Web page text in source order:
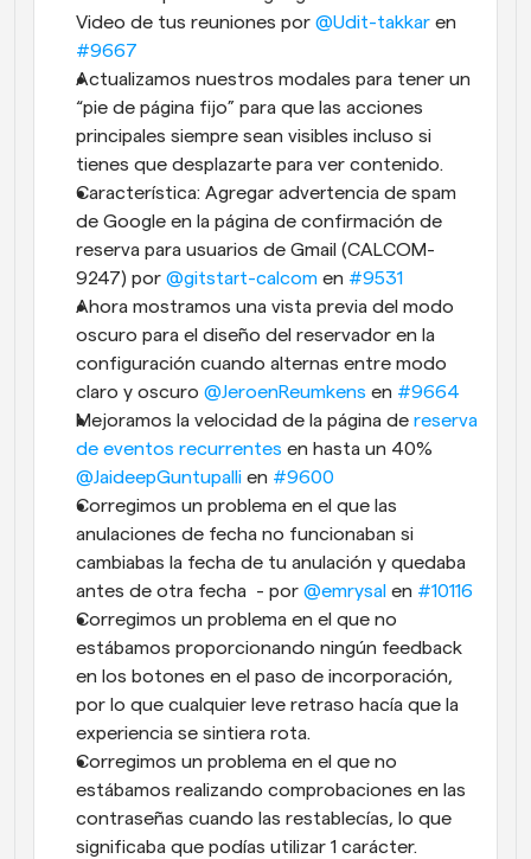
Video de tus reuniones por @Udit-takkar
#9667
Actualizamos nuestros modales para tener un
“pie de página fijo” para que las acciones
principales siempre sean visibles incluso si
tienes que desplazarte para ver contenido.
Característica: Agregar advertencia de spam
de Google en la página de confirmación de
reserva para usuarios de Gmail (CALCOM-
9247) por @gitstart-calcom en #9531
Ahora mostramos una vista previa del modo
oscuro para el diseño del reservador en la
configuración cuando alternas entre modo
claro y oscuro @JeroenReumkens en #9664
Mejoramos la velocidad de la página de reserva
de eventos recurrentes
@JaideepGuntupalli en #9600
Corregimos un problema en el que las
anulaciones de fecha no funcionaban si
cambiabas la fecha de tu anulación y quedaba
antes de otra fecha  - por @emrysal en #10116
Corregimos un problema en el que no
estábamos proporcionando ningún feedback
en los botones en el paso de incorporación,
por lo que cualquier leve retraso hacía que la
experiencia se sintiera rota.
Corregimos un problema en el que no
estábamos realizando comprobaciones en las
contraseñas cuando las restablecías, lo que
significaba que podías utilizar 1 carácter.